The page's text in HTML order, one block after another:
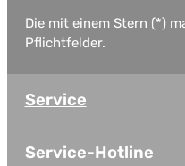
Die mit einem Stern (*)
Pflichtfelder.
Service
Service-Hotline